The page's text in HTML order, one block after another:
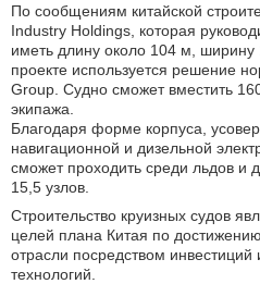
БЛОГ
По сообщениям китайской
Industry Holdings, которая
иметь длину около 104 м, ширину
проекте используется решение
Group. Судно сможет вместить
экипажа.
Благодаря форме корпуса,
навигационной и дизельной
сможет проходить среди льдов и
15,5 узлов.
Строительство круизных судов
целей плана Китая по
отрасли посредством
технологий.